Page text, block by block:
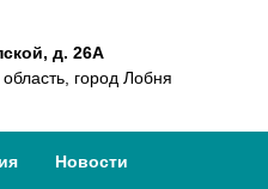
д. 26А
город Лобня
Новости